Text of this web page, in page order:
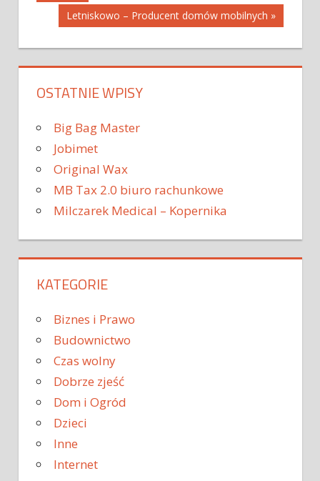
wpisu
Letniskowo – Producent domów mobilnych »
OSTATNIE WPISY
Big Bag Master
Jobimet
Original Wax
MB Tax 2.0 biuro rachunkowe
Milczarek Medical – Kopernika
KATEGORIE
Biznes i Prawo
Budownictwo
Czas wolny
Dobrze zjeść
Dom i Ogród
Dzieci
Inne
Internet